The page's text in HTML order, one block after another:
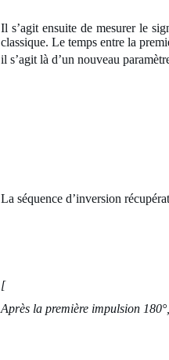
Il s’agit ensuite de mesurer le
classique. Le temps entre la
il s’agit là d’un nouveau
La séquence d’inversion
[
Après la première impulsion